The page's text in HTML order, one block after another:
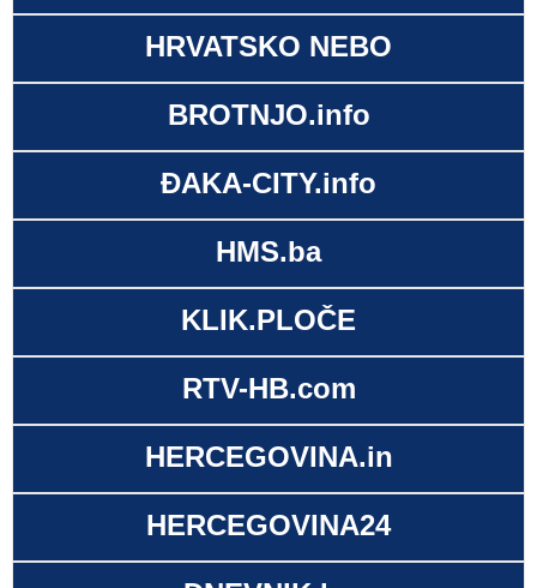
HRVATSKO NEBO
BROTNJO.info
ĐAKA-CITY.info
HMS.ba
KLIK.PLOČE
RTV-HB.com
HERCEGOVINA.in
HERCEGOVINA24